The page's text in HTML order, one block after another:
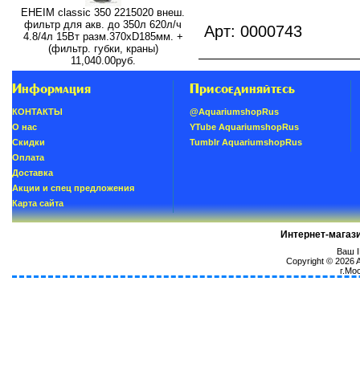
EHEIM classic 350 2215020 внеш.
фильтр для акв. до 350л 620л/ч
4.8/4л 15Вт разм.370хD185мм. +
(фильтр. губки, краны)
11,040.00руб.
Арт: 0000743
Информация
КОНТАКТЫ
О нас
Скидки
Oплатa
Доставка
Акции и спец предложения
Карта сайта
Присоединяйтесь
@AquariumshopRus
YTube AquariumshopRus
Tumblr AquariumshopRus
Интернет-
Ваш
Copyright © 2026